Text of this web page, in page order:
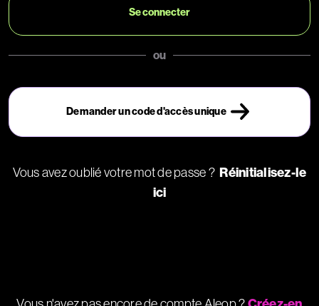
ou
Demander un code d'accès unique
Vous avez oublié votre mot de passe ?Réinitialisez-le
ici